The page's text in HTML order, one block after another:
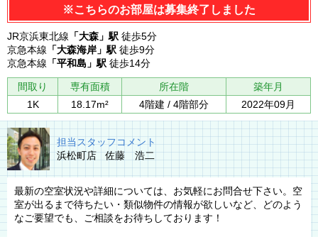
※こちらのお部屋は募集終了しました
JR京浜東北線 「大森」駅 徒歩5分
京急本線 「大森海岸」駅 徒歩9分
京急本線 「平和島」駅 徒歩14分
間取り 専有面積 所在階
築年月
1K
18.17m² 4階建 / 4階部分 2022年09月
担当スタッフコメント
浜松町店 佐藤 浩二
最新の空室状況や詳細については、お気軽にお問合せ下さい。空
室が出るまで待ちたい・類似物件の情報が欲しいなど、どのよう
なご要望でも、ご相談をお待ちしております！